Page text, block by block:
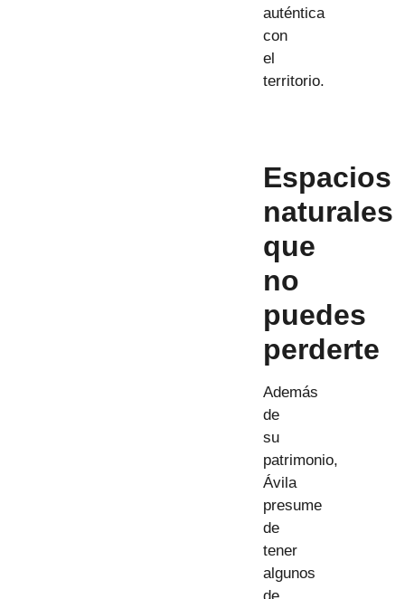
auténtica
con
el
territorio.
Espacios
naturales
que
no
puedes
perderte
Además
de
su
patrimonio,
Ávila
presume
de
tener
algunos
de